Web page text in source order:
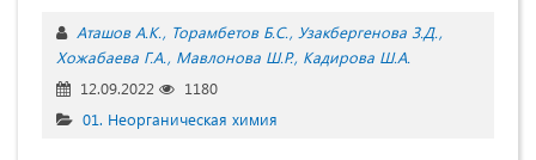
Аташов А.К. Торамбетов Б.С.
Узакбергенова З.Д.
Хожабаева Г.А. Мавлонова Ш.Р. Кадирова Ш.А.
12.09.2022
1180
01. Неорганическая химия